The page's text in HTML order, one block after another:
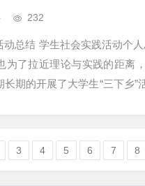
232
动总结 学生社会实践活动个
为了拉近理论与实践的距离
长期的开展了大学生“三下乡
3 4 5 6 7 8